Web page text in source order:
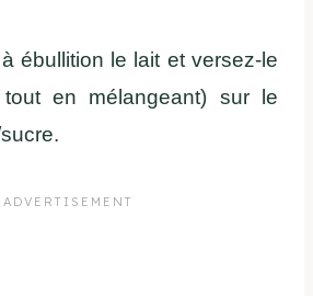
ébullition le lait et versez-le
en mélangeant) sur le